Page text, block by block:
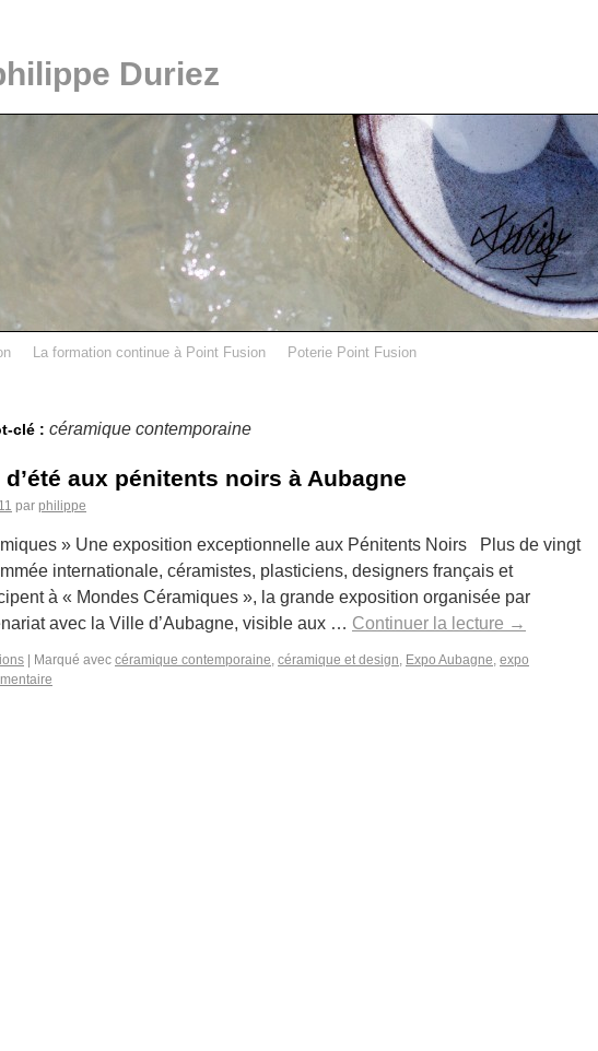
Duriez
La formation continue à Point Fusion Poterie Point Fusion
clé : céramique contemporaine
aux pénitents noirs à Aubagne
par philippe
» Une exposition exceptionnelle aux Pénitents Noirs Plus de vingt
internationale, céramistes, plasticiens, designers français et
à « Mondes Céramiques », la grande exposition organisée par
avec la Ville d’Aubagne, visible aux … Continuer la lecture →
Marqué avec céramique contemporaine, céramique et design, Expo Aubagne, expo